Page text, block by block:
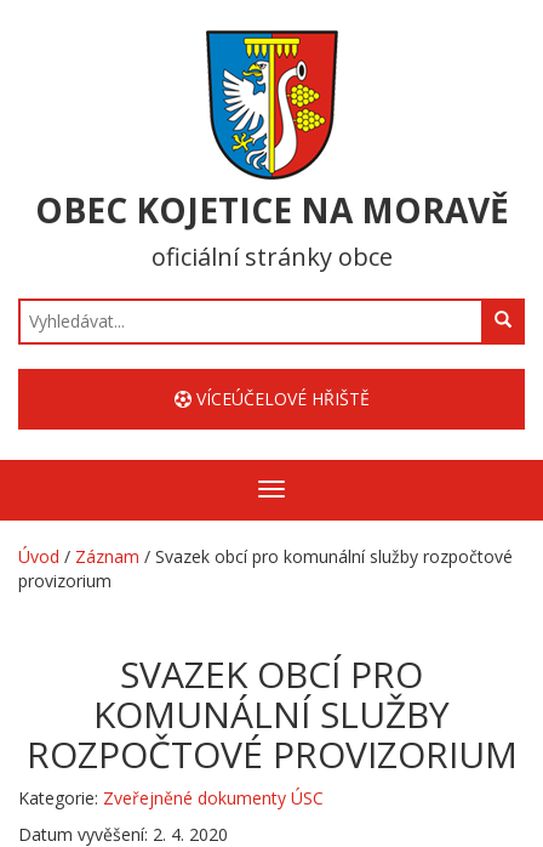
OBEC KOJETICE NA MORAVĚ
oficiální stránky obce
Hledat
VÍCEÚČELOVÉ HŘIŠTĚ
Zobrazit/skrýt
navigaci
Úvod / Záznam / Svazek obcí pro komunální služby rozpočtové
provizorium
SVAZEK OBCÍ PRO
KOMUNÁLNÍ SLUŽBY
ROZPOČTOVÉ PROVIZORIUM
Kategorie: Zveřejněné dokumenty ÚSC
Datum vyvěšení: 2. 4. 2020